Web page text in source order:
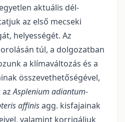
egyetlen aktuális dél-
az első me­cseki
helyességét. Az
túl, a dolgozatban
a klímaváltozás és a
összevethetőségével,
azAsplenium adiantum-
affinisagg. kisfajainak
valamint korrigáljuk